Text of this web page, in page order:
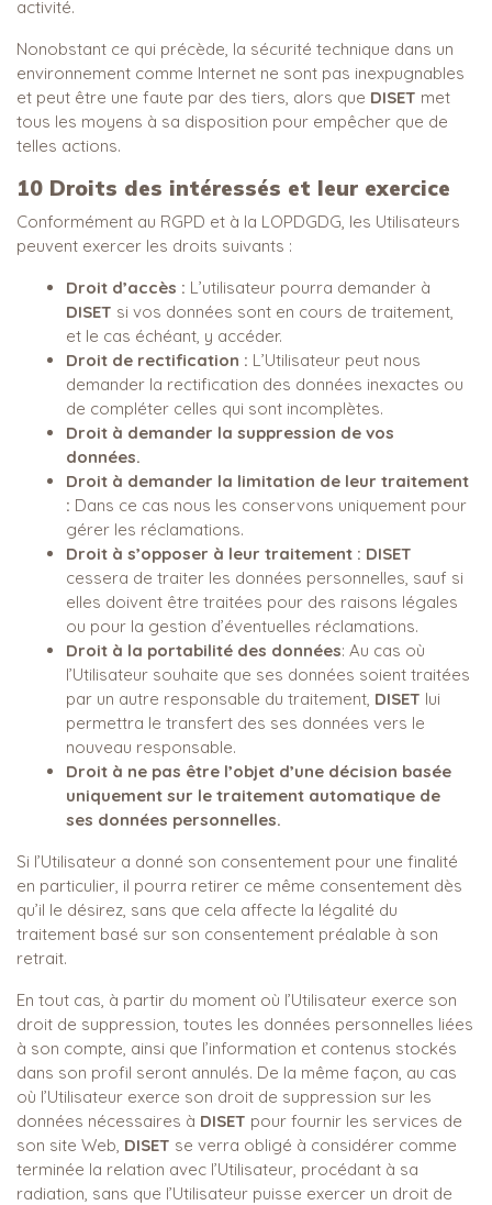
activité.
Nonobstant ce qui précède, la sécurité technique dans un
environnement comme Internet ne sont pas inexpugnables
et peut être une faute par des tiers, alors que DISET met
tous les moyens à sa disposition pour empêcher que de
telles actions.
10 Droits des intéressés et leur exercice
Conformément au RGPD et à la LOPDGDG, les Utilisateurs
peuvent exercer les droits suivants :
Droit d’accès : L’utilisateur pourra demander à
DISET si vos données sont en cours de traitement,
et le cas échéant, y accéder.
Droit de rectification : L’Utilisateur peut nous
demander la rectification des données inexactes ou
de compléter celles qui sont incomplètes.
Droit à demander la suppression de vos
données.
Droit à demander la limitation de leur traitement
: Dans ce cas nous les conservons uniquement pour
gérer les réclamations.
Droit à s’opposer à leur traitement : DISET
cessera de traiter les données personnelles, sauf si
elles doivent être traitées pour des raisons légales
ou pour la gestion d’éventuelles réclamations.
Droit à la portabilité des données: Au cas où
l’Utilisateur souhaite que ses données soient traitées
par un autre responsable du traitement, DISET lui
permettra le transfert des ses données vers le
nouveau responsable.
Droit à ne pas être l’objet d’une décision basée
uniquement sur le traitement automatique de
ses données personnelles.
Si l’Utilisateur a donné son consentement pour une finalité
en particulier, il pourra retirer ce même consentement dès
qu’il le désirez, sans que cela affecte la légalité du
traitement basé sur son consentement préalable à son
retrait.
En tout cas, à partir du moment où l’Utilisateur exerce son
droit de suppression, toutes les données personnelles liées
à son compte, ainsi que l’information et contenus stockés
dans son profil seront annulés. De la même façon, au cas
où l’Utilisateur exerce son droit de suppression sur les
données nécessaires à DISET pour fournir les services de
son site Web, DISET se verra obligé à considérer comme
terminée la relation avec l’Utilisateur, procédant à sa
radiation, sans que l’Utilisateur puisse exercer un droit de